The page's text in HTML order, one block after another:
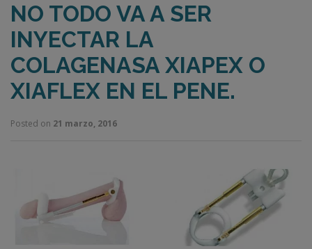
NO TODO VA A SER
INYECTAR LA
COLAGENASA XIAPEX O
XIAFLEX EN EL PENE.
Posted on 21 marzo, 2016